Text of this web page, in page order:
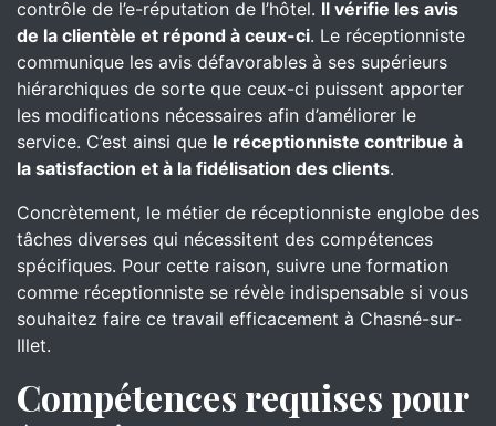
contrôle de l’e-réputation de l’hôtel. Il vérifie les avis
de la clientèle et répond à ceux-ci. Le réceptionniste
communique les avis défavorables à ses supérieurs
hiérarchiques de sorte que ceux-ci puissent apporter
les modifications nécessaires afin d’améliorer le
service. C’est ainsi que le réceptionniste contribue à
la satisfaction et à la fidélisation des clients.
Concrètement, le métier de réceptionniste englobe des
tâches diverses qui nécessitent des compétences
spécifiques. Pour cette raison, suivre une formation
comme réceptionniste se révèle indispensable si vous
souhaitez faire ce travail efficacement à Chasné-sur-
Illet.
Compétences requises pour